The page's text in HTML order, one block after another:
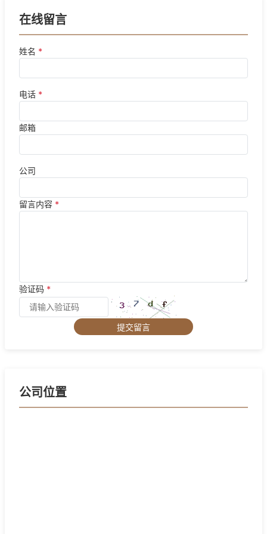
在线留言
姓名 *
电话 *
邮箱
公司
留言内容 *
验证码 *
提交留言
公司位置